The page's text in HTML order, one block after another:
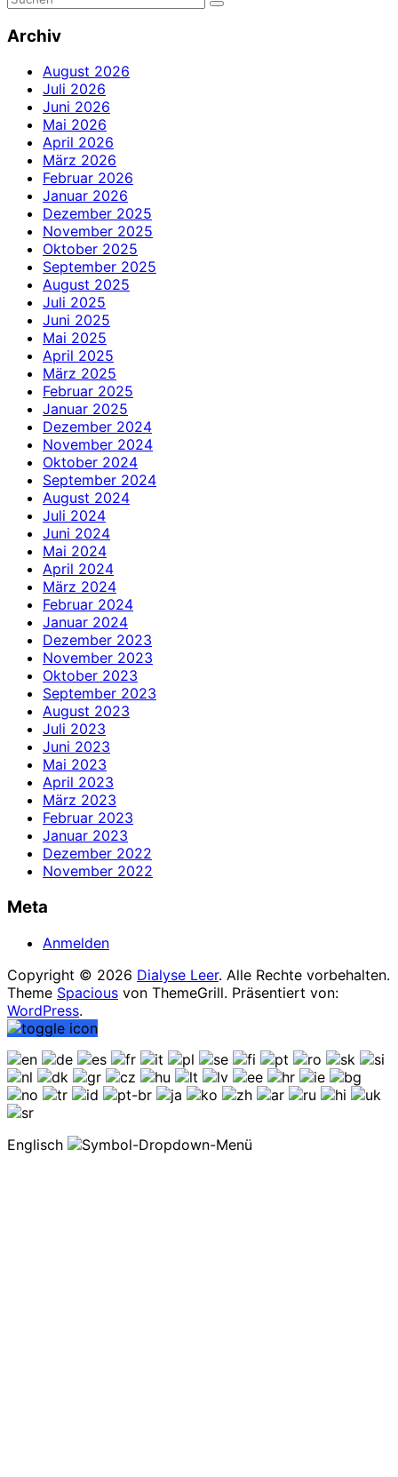
Archiv
August 2026
Juli 2026
Juni 2026
Mai 2026
April 2026
März 2026
Februar 2026
Januar 2026
Dezember 2025
November 2025
Oktober 2025
September 2025
August 2025
Juli 2025
Juni 2025
Mai 2025
April 2025
März 2025
Februar 2025
Januar 2025
Dezember 2024
November 2024
Oktober 2024
September 2024
August 2024
Juli 2024
Juni 2024
Mai 2024
April 2024
März 2024
Februar 2024
Januar 2024
Dezember 2023
November 2023
Oktober 2023
September 2023
August 2023
Juli 2023
Juni 2023
Mai 2023
April 2023
März 2023
Februar 2023
Januar 2023
Dezember 2022
November 2022
Meta
Anmelden
Copyright © 2026 Dialyse Leer. Alle Rechte vorbehalten.
Theme Spacious von ThemeGrill. Präsentiert von:
WordPress.
Englisch